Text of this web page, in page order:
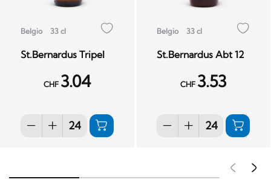
Belgio 33 cl
St.Bernardus Tripel
CHF 3.04
Belgio 33 cl
St.Bernardus Abt 12
CHF 3.53